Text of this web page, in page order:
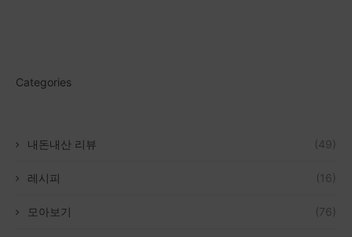
Categories
내돈내산 리뷰 (49)
레시피 (16)
모아보기 (76)